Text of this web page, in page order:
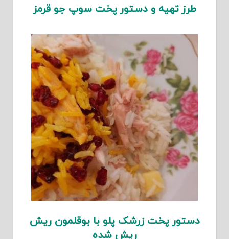
طرز تهیه و دستور پخت سوپ جو قرمز
دستور پخت زرشک پلو با بوقلمون ریش
ریش شده